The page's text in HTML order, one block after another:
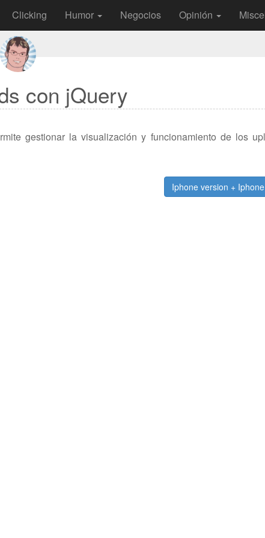
Clicking Humor Negocios Opinión
con jQuery
gestionar la visualización y funcionamiento de los
Iphone version +